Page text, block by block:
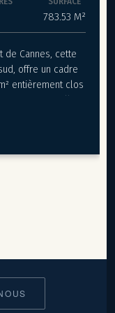
783.53 M²
de Cannes, cette
offre un cadre
entièrement clos
de la baie de
un salon
principale